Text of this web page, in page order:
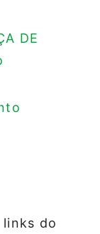
DE
links do